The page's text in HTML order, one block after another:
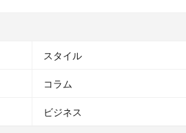
スタイル
コラム
ビジネス